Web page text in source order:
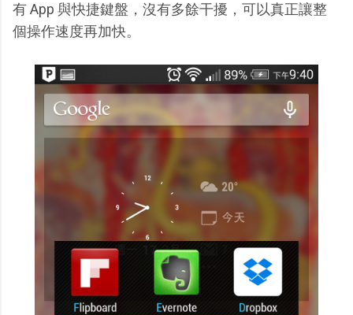
有 App 與快捷鍵盤，沒有多餘干擾，可以真正讓整
個操作速度再加快。